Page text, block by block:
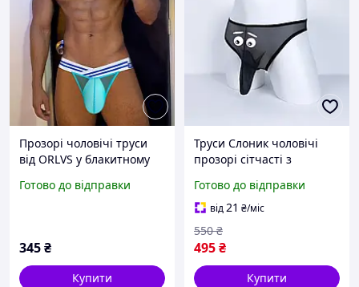
Прозорі чоловічі труси
від ORLVS у блакитному
Готово до відправки
345₴
Купити
Труси Слоник чоловічі
прозорі сітчасті з
Готово до відправки
від21 ₴/міс
495₴
550 ₴
Купити